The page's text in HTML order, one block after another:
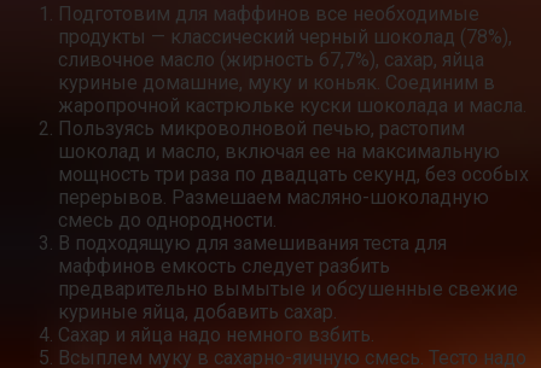
Подготовим для маффинов все необходимые
продукты — классический черный шоколад (78%),
сливочное масло (жирность 67,7%), сахар, яйца
куриные домашние, муку и коньяк. Соединим в
жаропрочной кастрюльке куски шоколада и масла.
Пользуясь микроволновой печью, растопим
шоколад и масло, включая ее на максимальную
мощность три раза по двадцать секунд, без особых
перерывов. Размешаем масляно-шоколадную
смесь до однородности.
В подходящую для замешивания теста для
маффинов емкость следует разбить
предварительно вымытые и обсушенные свежие
куриные яйца, добавить сахар.
Сахар и яйца надо немного взбить.
Всыплем муку в сахарно-яичную смесь. Тесто надо